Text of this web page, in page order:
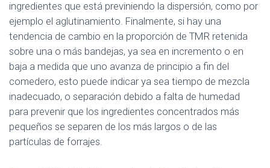
ingredientes que está previniendo la dispersión, como por
ejemplo el aglutinamiento. Finalmente, si hay una
tendencia de cambio en la proporción de TMR retenida
sobre una o más bandejas, ya sea en incremento o en
baja a medida que uno avanza de principio a fin del
comedero, esto puede indicar ya sea tiempo de mezcla
inadecuado, o separación debido a falta de humedad
para prevenir que los ingredientes concentrados más
pequeños se separen de los más largos o de las
partículas de forrajes.